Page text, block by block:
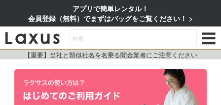
アプリで簡単レンタル！
会員登録（無料）でまずはバッグをご覧ください！
【重要】当社と類似社名を名乗る闇金業者にご注意ください